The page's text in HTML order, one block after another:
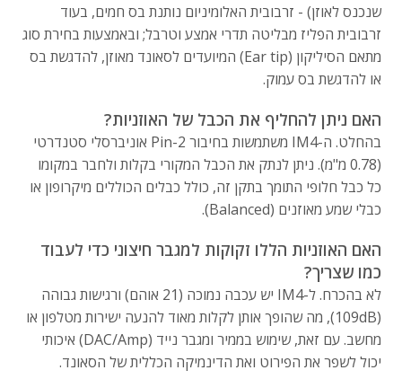
שנכנס לאוזן) - זרבובית האלומיניום נותנת בס חמים, בעוד
זרבובית הפליז מבליטה תדרי אמצע וטרבל; ובאמצעות בחירת סוג
מתאם הסיליקון (Ear tip) המיועדים לסאונד מאוזן, להדגשת בס
או להדגשת בס עמוק.
האם ניתן להחליף את הכבל של האוזניות?
בהחלט. ה-IM4 משתמשות בחיבור 2-Pin אוניברסלי סטנדרטי
(0.78 מ"מ). ניתן לנתק את הכבל המקורי בקלות ולחבר במקומו
כל כבל חלופי התומך בתקן זה, כולל כבלים הכוללים מיקרופון או
כבלי שמע מאוזנים (Balanced).
האם האוזניות הללו זקוקות למגבר חיצוני כדי לעבוד
כמו שצריך?
לא בהכרח. ל-IM4 יש עכבה נמוכה (21 אוהם) ורגישות גבוהה
(109dB), מה שהופך אותן לקלות מאוד להנעה ישירות מטלפון או
מחשב. עם זאת, שימוש בממיר ומגבר נייד (DAC/Amp) איכותי
יכול לשפר את הפירוט ואת הדינמיקה הכללית של הסאונד.